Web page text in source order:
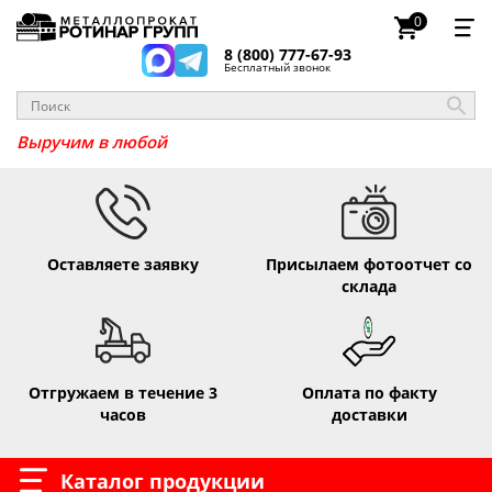
8 (800) 777-67-93
Бесплатный звонок
0
Выручим в лю
Оставляете заявку
Присылаем фотоотчет со
склада
Отгружаем в течение 3
часов
Оплата по факту
доставки
Каталог продукции